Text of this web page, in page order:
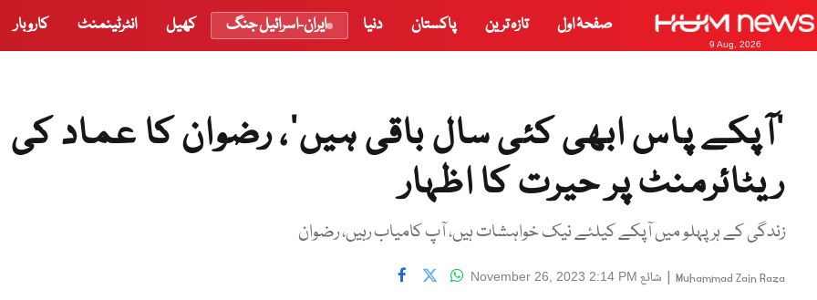
9 Aug, 2026
صفحۂ اول تازہ ترین پاکستان دنیا ایران-اسرائیل جنگ کھیل انٹرٹینمنٹ کاروبار
‘آپکے پاس ابھی کئی سال باقی ہیں’، رضوان کا عماد کی
ریٹائرمنٹ پر حیرت کا اظہار
زندگی کے ہر پہلو میں آپکے کیلئے نیک خواہشات ہیں، آپ کامیاب رہیں، رضوان
Muhammad Zain Raza
| شائع November 26, 2023 2:14 PM